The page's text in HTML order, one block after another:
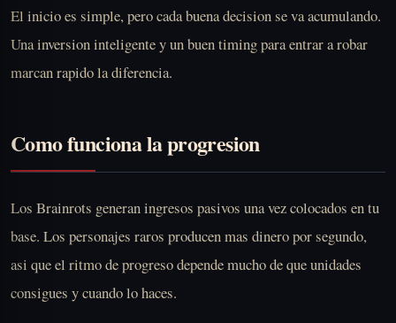
El inicio es simple, pero cada buena decision se va acumulando.
Una inversion inteligente y un buen timing para entrar a robar
marcan rapido la diferencia.
Como funciona la progresion
Los Brainrots generan ingresos pasivos una vez colocados en tu
base. Los personajes raros producen mas dinero por segundo,
asi que el ritmo de progreso depende mucho de que unidades
consigues y cuando lo haces.